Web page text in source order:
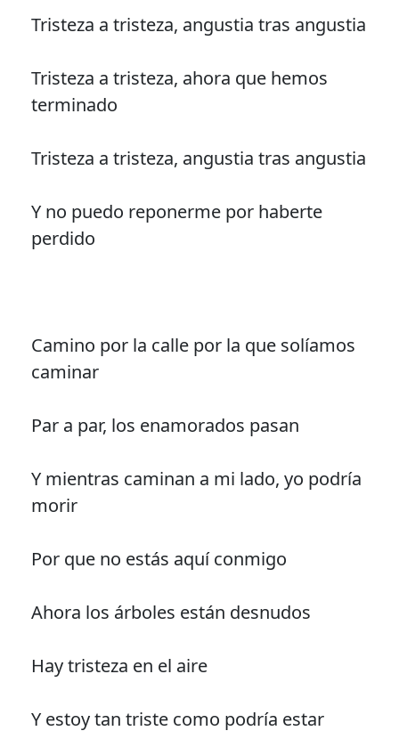
Tristeza a tristeza, angustia tras angustia
Tristeza a tristeza, ahora que hemos
terminado
Tristeza a tristeza, angustia tras angustia
Y no puedo reponerme por haberte
perdido
Camino por la calle por la que solíamos
caminar
Par a par, los enamorados pasan
Y mientras caminan a mi lado, yo podría
morir
Por que no estás aquí conmigo
Ahora los árboles están desnudos
Hay tristeza en el aire
Y estoy tan triste como podría estar